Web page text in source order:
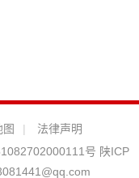
图 |
法律声明
号 陕ICP